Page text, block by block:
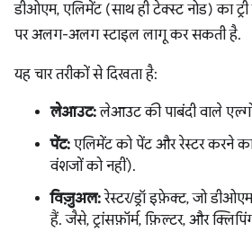
डीओएम, एलिमेंट (साथ ही टेक्स्ट नोड) का
पर अलग-अलग स्टाइल लागू कर सकती है.
यह चार तरीकों से दिखता है:
लेआउट:लेआउट की पाबंदी वाले
पेंट: एलिमेंट को पेंट और रेस्टर करने
वंशजों को नहीं).
विज़ुअल:रेस्टर/ड्रॉ इफ़ेक्ट, जो
हैं. जैसे, ट्रांसफ़ॉर्म, फ़िल्टर, और